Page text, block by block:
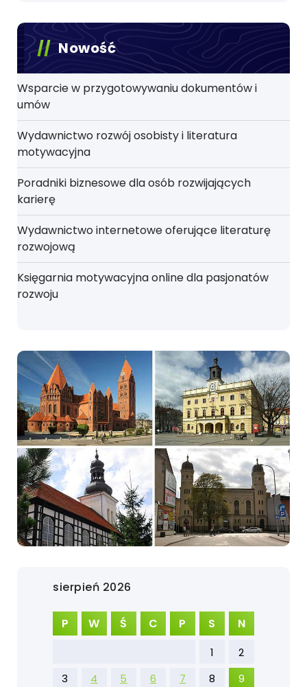
Nowość
Wsparcie w przygotowywaniu dokumentów i
umów
Wydawnictwo rozwój osobisty i literatura
motywacyjna
Poradniki biznesowe dla osób rozwijających
karierę
Wydawnictwo internetowe oferujące literaturę
rozwojową
Księgarnia motywacyjna online dla pasjonatów
rozwoju
sierpień 2026
P W Ś C P S N
1
2
3
4 5 6 7 8
9